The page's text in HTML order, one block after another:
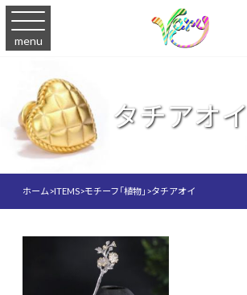
menu
タチアオイ
ホーム>ITEMS>モチーフ「植物」>タチアオイ